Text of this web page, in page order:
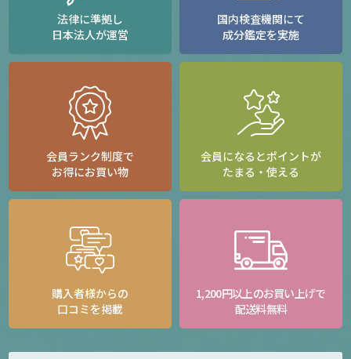
法律に準拠し
日本法人が運営
国内検査機関にて
成分鑑定を実施
会員ランク制度で
お得にお買い物
会員になるとポイントが
たまる・使える
購入者様からの
口コミを掲載
1,200円以上のお買い上げで
配送料無料